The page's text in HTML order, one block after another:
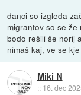
danci so izgleda
migrantov so se
bodo rešili še norij
nimaš kaj, ve se
Miki N
:: 16. dec